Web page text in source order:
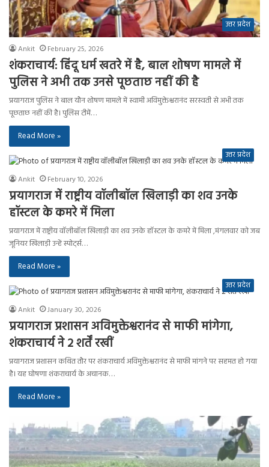
उत्तर प्रदेश
Ankit February 25, 2026
शंकराचार्य: हिंदू धर्म खतरे में है, बाल शोषण मामले में
पुलिस ने अभी तक उनसे पूछताछ नहीं की है
प्रयागराज पुलिस ने बाल यौन शोषण मामले में स्वामी अविमुक्तेश्वरानंद सरस्वती से अभी तक
पूछताछ नहीं की है। पुलिस टीमें…
Read More »
उत्तर प्रदेश
Ankit February 10, 2026
प्रयागराज में राष्ट्रीय वॉलीबॉल खिलाड़ी का शव उनके
हॉस्टल के कमरे में मिला
प्रयागराज में राष्ट्रीय वॉलीबॉल खिलाड़ी का शव उनके हॉस्टल के कमरे में मिला ,मंगलवार को जब
जूनियर खिलाड़ी उन्हें स्पोर्ट्स…
Read More »
उत्तर प्रदेश
Ankit January 30, 2026
प्रयागराज प्रशासन अविमुक्तेश्वरानंद से माफी मांगेगा,
शंकराचार्य ने 2 शर्तें रखीं
प्रयागराज प्रशासन कथित तौर पर शंकराचार्य अविमुक्तेश्वरानंद से माफी मांगने पर सहमत हो गया
है। यह घोषणा शंकराचार्य के अचानक…
Read More »